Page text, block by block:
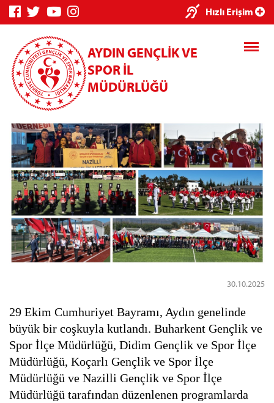
Hızlı Erişim
AYDIN GENÇLİK VE
SPOR İL
MÜDÜRLÜĞÜ
30.10.2025
29 Ekim Cumhuriyet Bayramı, Aydın genelinde
büyük bir coşkuyla kutlandı. Buharkent Gençlik ve
Spor İlçe Müdürlüğü, Didim Gençlik ve Spor İlçe
Müdürlüğü, Koçarlı Gençlik ve Spor İlçe
Müdürlüğü ve Nazilli Gençlik ve Spor İlçe
Müdürlüğü tarafından düzenlenen programlarda
×
Genç Bilgi
Sistemi
Spor Bilgi
Sistemi
Kredi/Yurt
İşlemleri
Kredi/Yurt E-
Ödeme